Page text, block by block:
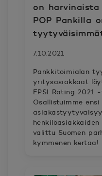
on harvinaista
POP Pankilla
7.10.2021
Pankkitoimialan
yritysasiakkaat
EPSI Rating 2021
Osallistuimme
valittu Suomen
kymmenen kertaa!